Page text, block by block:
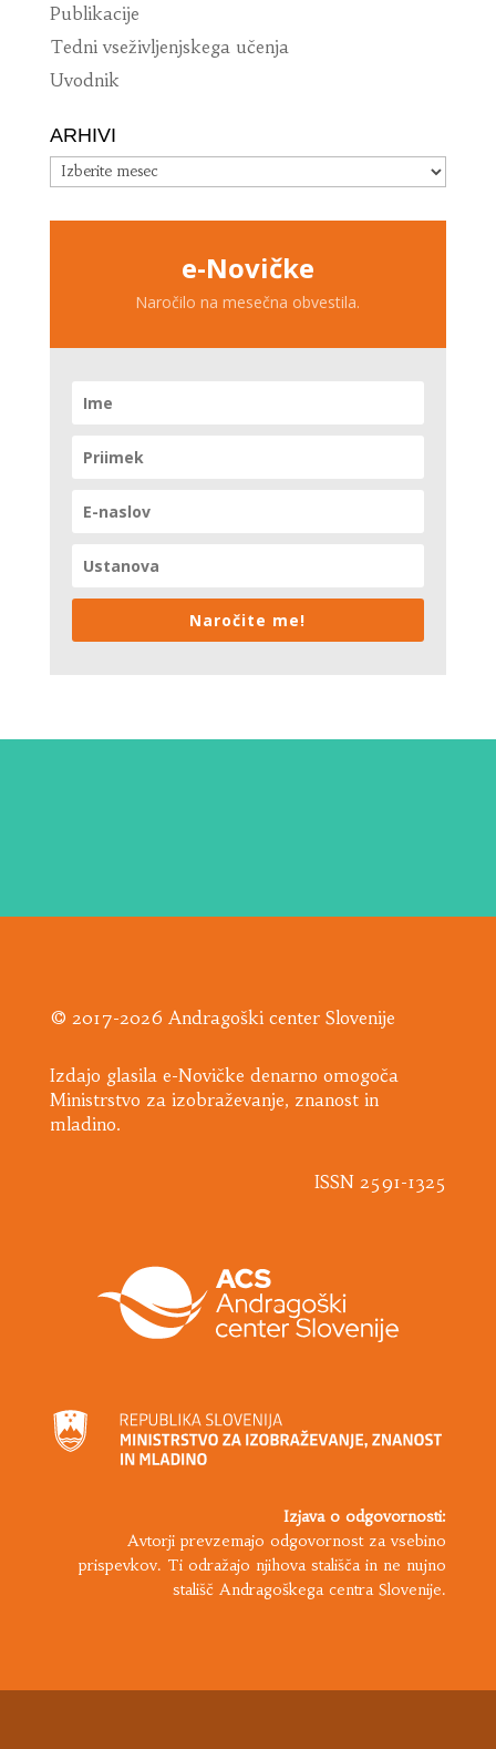
Publikacije
Tedni vseživljenjskega učenja
Uvodnik
ARHIVI
Arhivi
e-Novičke
Naročilo na mesečna obvestila.
Naročite me!
© 2017-2026 Andragoški center Slovenije
Izdajo glasila e-Novičke denarno omogoča
Ministrstvo za izobraževanje, znanost in
mladino.
ISSN 2591-1325
Izjava o odgovornosti:
Avtorji prevzemajo odgovornost za vsebino
prispevkov. Ti odražajo njihova stališča in ne nujno
stališč Andragoškega centra Slovenije.